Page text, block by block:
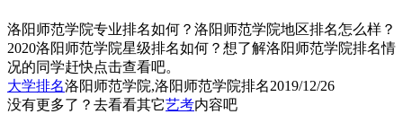
洛阳师范学院专业排名如何？洛阳师范学院地区排名怎么样？
2020洛阳师范学院星级排名如何？想了解洛阳师范学院排名情
况的同学赶快点击查看吧。
大学排名洛阳师范学院,洛阳师范学院排名2019/12/26
没有更多了？去看看其它艺考内容吧